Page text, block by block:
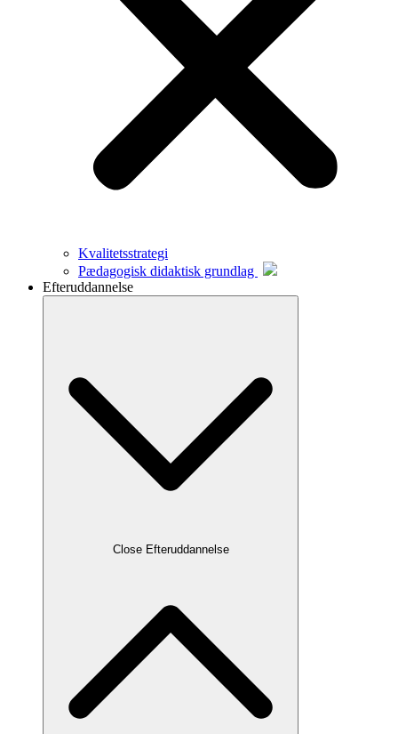
Kvalitetsstrategi
Pædagogisk didaktisk grundlag
Efteruddannelse
Close Efteruddannelse